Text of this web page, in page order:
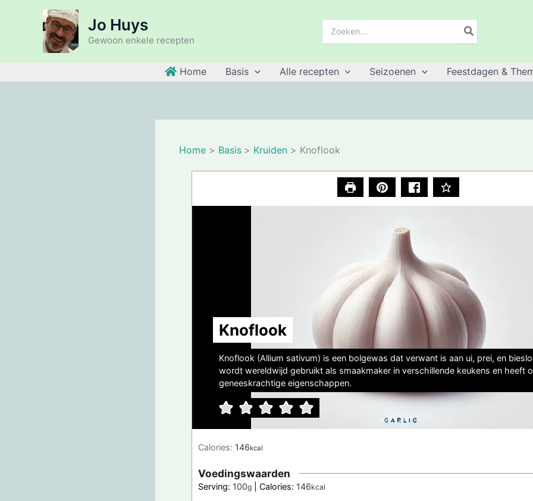
Jo Huys
Gewoon enkele recepten
Home Basis Alle recepten Seizoenen Feestdagen &
Home Basis Kruiden Knoflook
Knoflook
Knoflook (Allium sativum) is een bolgewas dat verwant is aan ui, prei, en
wordt wereldwijd gebruikt als smaakmaker in verschillende keukens en heeft
geneeskrachtige eigenschappen.
Calories: 146kcal
Voedingswaarden
Serving: 100g Calories: 146kcal